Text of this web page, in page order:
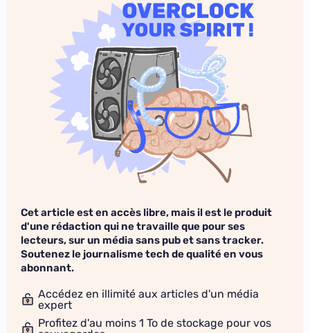
Cet article est en accès libre, mais il est le produit
d'une rédaction qui ne travaille que pour ses
lecteurs, sur un média sans pub et sans tracker.
Soutenez le journalisme tech de qualité en vous
abonnant.
Accédez en illimité aux articles d'un média
expert
Profitez d'au moins 1 To de stockage pour vos